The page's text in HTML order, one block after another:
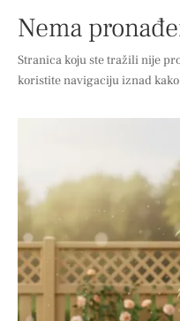
Nema
Stranica koju ste tražili nije
koristite navigaciju iznad